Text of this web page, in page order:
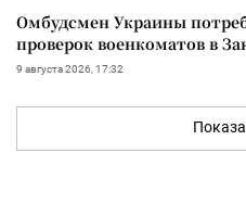
Омбудсмен Украины
проверок военкоматов в
9 августа 2026, 17:32